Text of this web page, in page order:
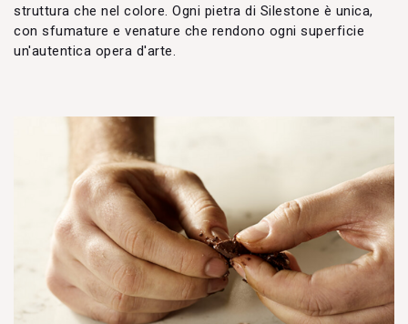
struttura che nel colore. Ogni pietra di Silestone è unica,
con sfumature e venature che rendono ogni superficie
un'autentica opera d'arte.